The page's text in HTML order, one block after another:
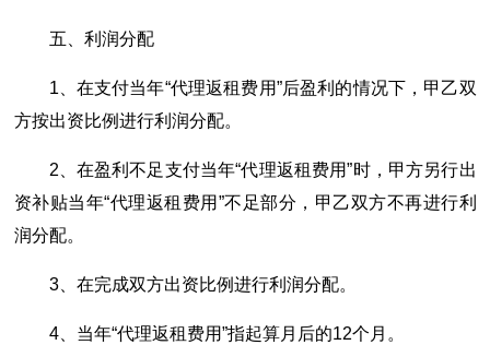
五、利润分配
1、在支付当年“代理返租费用”后盈利的情况下，甲乙双
方按出资比例进行利润分配。
2、在盈利不足支付当年“代理返租费用”时，甲方另行出
资补贴当年“代理返租费用”不足部分，甲乙双方不再进行利
润分配。
3、在完成双方出资比例进行利润分配。
4、当年“代理返租费用”指起算月后的12个月。